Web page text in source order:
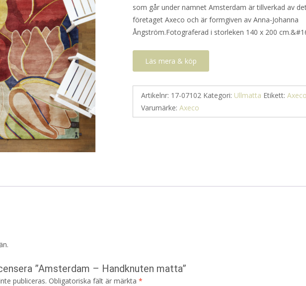
som går under namnet Amsterdam är tillverkad av
företaget Axeco och är formgiven av Anna-Johanna
Ångström.Fotograferad i storleken 140 x 200
Läs mera & köp
Artikelnr: 17-07102 Kategori: Ullmatta Etikett:Axeco
Varumärke:Axeco
”Amsterdam – Handknuten matta”
publiceras. Obligatoriska fält är märkta *